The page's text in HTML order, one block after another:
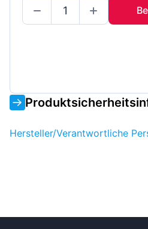
Hersteller/Verantwortliche